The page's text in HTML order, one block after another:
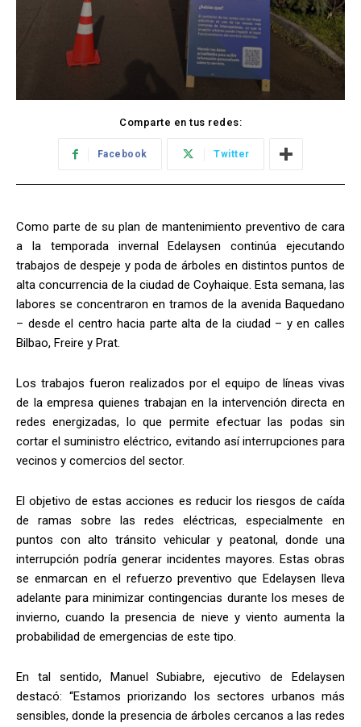
Comparte en tus redes:
Facebook Twitter
Como parte de su plan de mantenimiento preventivo de cara
a la temporada invernal Edelaysen continúa ejecutando
trabajos de despeje y poda de árboles en distintos puntos de
alta concurrencia de la ciudad de Coyhaique. Esta semana, las
labores se concentraron en tramos de la avenida Baquedano
– desde el centro hacia parte alta de la ciudad – y en calles
Bilbao, Freire y Prat.
Los trabajos fueron realizados por el equipo de líneas vivas
de la empresa quienes trabajan en la intervención directa en
redes energizadas, lo que permite efectuar las podas sin
cortar el suministro eléctrico, evitando así interrupciones para
vecinos y comercios del sector.
El objetivo de estas acciones es reducir los riesgos de caída
de ramas sobre las redes eléctricas, especialmente en
puntos con alto tránsito vehicular y peatonal, donde una
interrupción podría generar incidentes mayores. Estas obras
se enmarcan en el refuerzo preventivo que Edelaysen lleva
adelante para minimizar contingencias durante los meses de
invierno, cuando la presencia de nieve y viento aumenta la
probabilidad de emergencias de este tipo.
En tal sentido, Manuel Subiabre, ejecutivo de Edelaysen
destacó: “Estamos priorizando los sectores urbanos más
sensibles, donde la presencia de árboles cercanos a las redes